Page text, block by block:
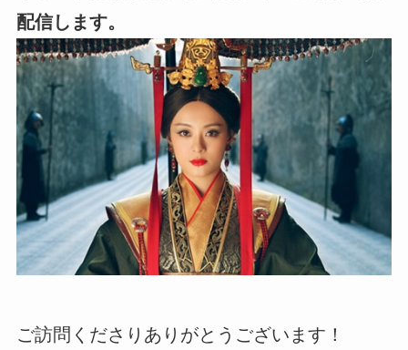
配信します。
ご訪問くださりありがとうございます！